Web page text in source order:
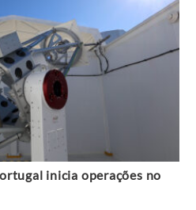
inicia operações no